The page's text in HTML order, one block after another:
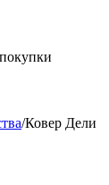
/Ковер Дели